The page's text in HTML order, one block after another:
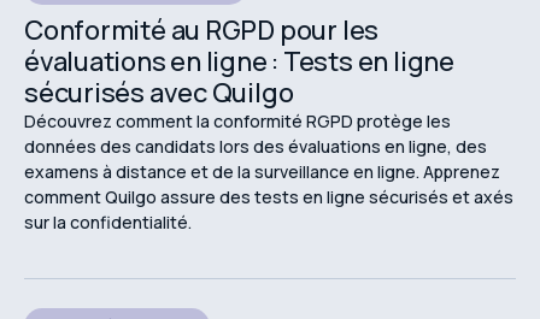
Conformité au RGPD pour les
évaluations en ligne : Tests en ligne
sécurisés avec Quilgo
Découvrez comment la conformité RGPD protège les
données des candidats lors des évaluations en ligne, des
examens à distance et de la surveillance en ligne. Apprenez
comment Quilgo assure des tests en ligne sécurisés et axés
sur la confidentialité.